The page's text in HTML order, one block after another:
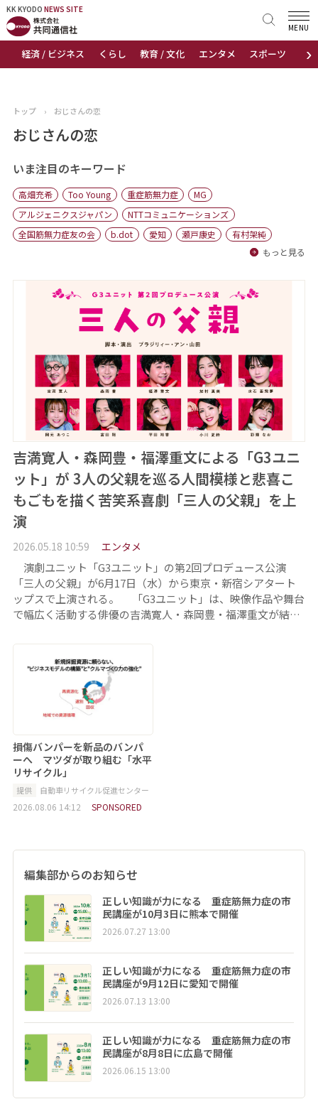
KK KYODO NEWS SITE
›
経済 / ビジネス くらし 教育 / 文化 エンタメ スポーツ 地域
MENU
KK KYODONEWS SITE
トップページ
ニュース
おすすめコンテンツ
出版物
会社概要
トップ › おじさんの恋
おじさんの恋
いま注目のキーワード
高畑充希 Too Young 重症筋無力症
MG
アルジェニクスジャパン
NTTコミュニケーションズ
全国筋無力症友の会
b.dot 愛知 瀬戸康史
有村架純
もっと見る
吉満寛人・森岡豊・福澤重文による「G3ユニ
ット」が 3人の父親を巡る人間模様と悲喜こ
もごもを描く苦笑系喜劇「三人の父親」を上
演
2026.05.18 10:59 エンタメ
演劇ユニット「G3ユニット」の第2回プロデュース公演
「三人の父親」が6月17日（水）から東京・新宿シアタート
ップスで上演される。 「G3ユニット」は、映像作品や舞台
で幅広く活動する俳優の吉満寛人・森岡豊・福澤重文が結…
損傷バンパーを新品のバンパ
ーへ マツダが取り組む「水平
リサイクル」
提供 自動車リサイクル促進センター
2026.08.06 14:12 SPONSORED
編集部からのお知らせ
正しい知識が力になる 重症筋無力症の市
民講座が10月3日に熊本で開催
2026.07.27 13:00
正しい知識が力になる 重症筋無力症の市
民講座が9月12日に愛知で開催
2026.07.13 13:00
正しい知識が力になる 重症筋無力症の市
民講座が8月8日に広島で開催
2026.06.15 13:00